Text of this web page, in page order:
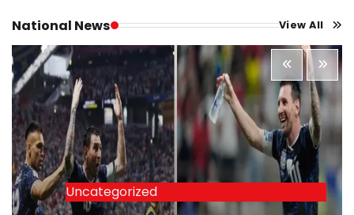
National News View All
Uncategorized